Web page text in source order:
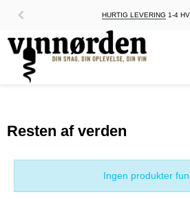
HURTIG LEVERING 1-4
Resten af verden
Ingen produkter